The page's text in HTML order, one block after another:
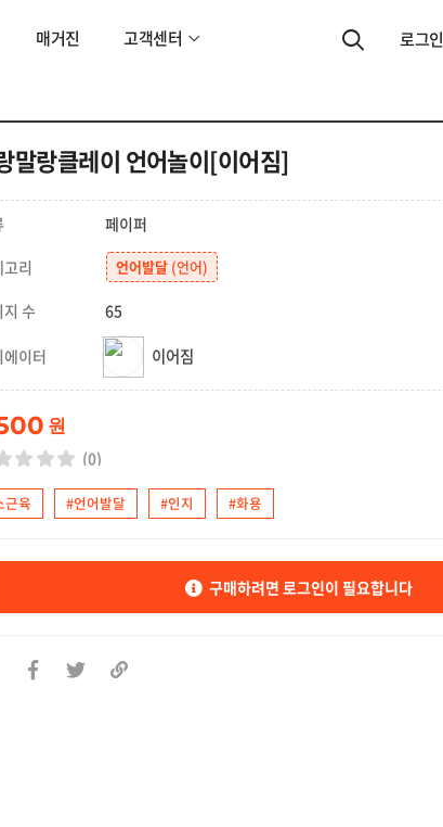
매거진 고객센터 로그인
말랑클레이 언어놀이[이어짐]
페이퍼
리
언어발달 (언어)
수 65
이터 이어짐
원
(0)
근육 #언어발달 #인지 #화용
구매하려면 로그인이 필요합니다